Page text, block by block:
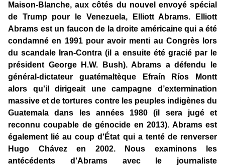
Maison-Blanche, aux côtés du nouvel envoyé spécial
de Trump pour le Venezuela, Elliott Abrams. Elliott
Abrams est un faucon de la droite américaine qui a été
condamné en 1991 pour avoir menti au Congrès lors
du scandale Iran-Contra (il a ensuite été gracié par le
président George H.W. Bush). Abrams a défendu le
général-dictateur guatémaltèque Efraín Ríos Montt
alors qu'il dirigeait une campagne d’extermination
massive et de tortures contre les peuples indigènes du
Guatemala dans les années 1980 (il sera jugé et
reconnu coupable de génocide en 2013). Abrams est
également lié au coup d'État qui a tenté de renverser
Hugo Chávez en 2002. Nous examinons les
antécédents d'Abrams avec le journaliste